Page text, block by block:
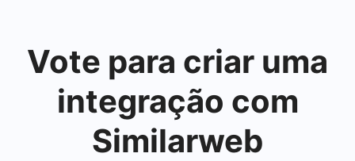
Vote para criar uma
integração com
Similarweb